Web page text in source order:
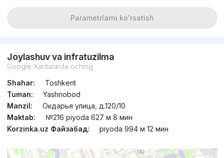
Parametrlarni ko'rsatish
Joylashuv va infratuzilma
Google Xaritalarda oching
Shahar:
Toshkent
Tuman:
Yashnobod
Manzil:
Окдарья улица, д.120/10
Maktab:
№216 piyoda 627 м 8 мин
Korzinka.uz Файзабад:
piyoda 994 м 12 мин